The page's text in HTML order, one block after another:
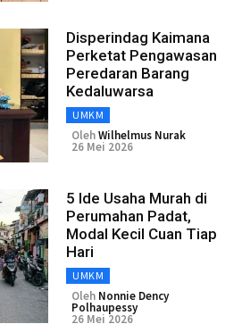
Disperindag Kaimana
Perketat Pengawasan
Peredaran Barang
Kedaluwarsa
UMKM
OlehWilhelmus Nurak
26 Mei 2026
5 Ide Usaha Murah di
Perumahan Padat,
Modal Kecil Cuan Tiap
Hari
UMKM
Oleh Nonnie Dency
Polhaupessy
26 Mei 2026